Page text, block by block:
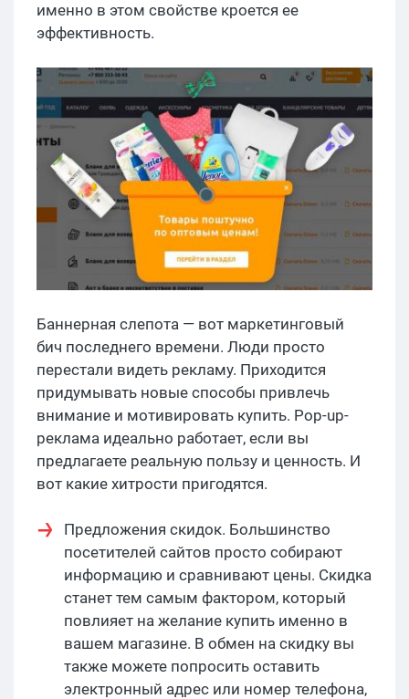
именно в этом свойстве кроется ее
эффективность.
Баннерная слепота — вот маркетинговый
бич последнего времени. Люди просто
перестали видеть рекламу. Приходится
придумывать новые способы привлечь
внимание и мотивировать купить. Pop-up-
реклама идеально работает, если вы
предлагаете реальную пользу и ценность. И
вот какие хитрости пригодятся.
Предложения скидок. Большинство
посетителей сайтов просто собирают
информацию и сравнивают цены. Скидка
станет тем самым фактором, который
повлияет на желание купить именно в
вашем магазине. В обмен на скидку вы
также можете попросить оставить
электронный адрес или номер телефона,